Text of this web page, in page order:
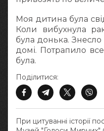
Моя дитина була
Коли вибухнула
була донька.
домі. Потрапило
була.
При цитуванні історії
Поділитися: